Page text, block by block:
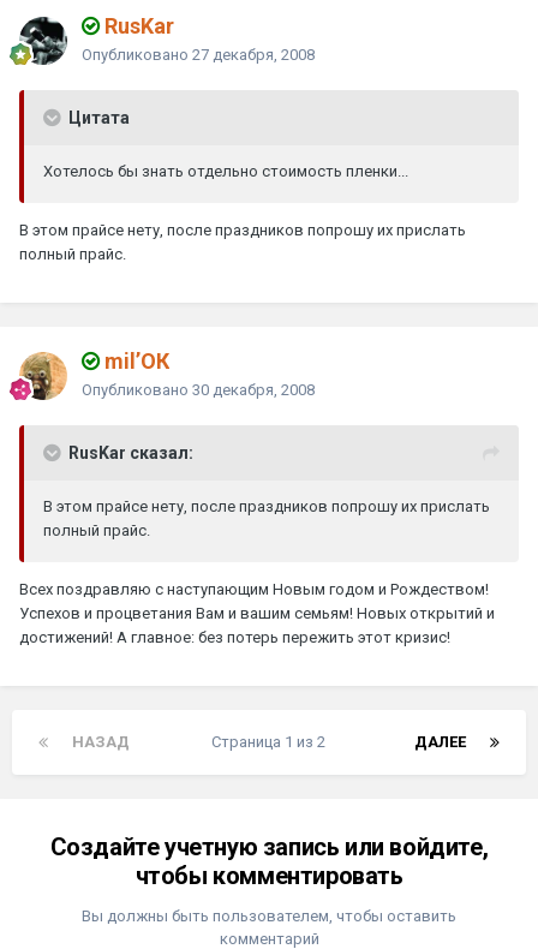
RusKar
Опубликовано 27 декабря, 2008
Цитата
Хотелось бы знать отдельно стоимость пленки...
В этом прайсе нету, после праздников попрошу их прислать
полный прайс.
mil’ОК
Опубликовано 30 декабря, 2008
RusKar сказал:
В этом прайсе нету, после праздников попрошу их прислать
полный прайс.
Всех поздравляю с наступающим Новым годом и Рождеством!
Успехов и процветания Вам и вашим семьям! Новых открытий и
достижений! А главное: без потерь пережить этот кризис!
НАЗАД ДАЛЕЕ
Страница 1 из 2
Создайте учетную запись или войдите,
чтобы комментировать
Вы должны быть пользователем, чтобы оставить
комментарий